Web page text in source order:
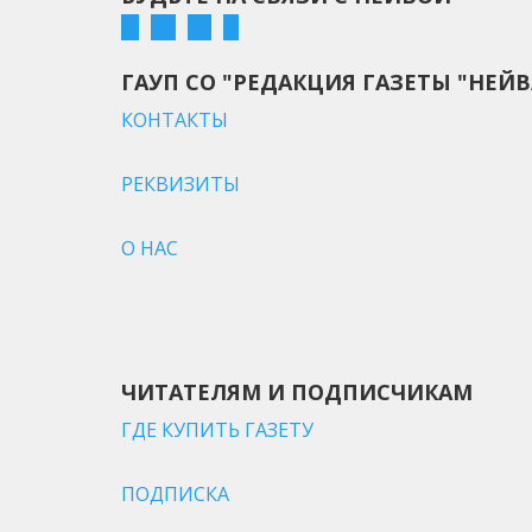
ГАУП СО "РЕДАКЦИЯ ГАЗЕТЫ
КОНТАКТЫ
РЕКВИЗИТЫ
О НАС
ЧИТАТЕЛЯМ И ПОДПИСЧИКАМ
ГДЕ КУПИТЬ ГАЗЕТУ
ПОДПИСКА